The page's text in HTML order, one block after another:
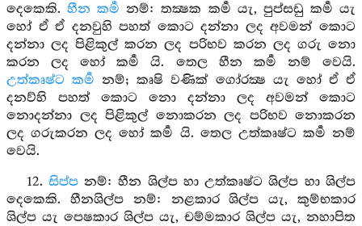
දෙකෙකි.හීන කර්‍ම නම්: තක්‍ෂක කර්‍ම යැ, පුප්සඩු කර්‍ම යැ
හෝ ඒ ඒ දනවුහි පහත් කොට දන්නා ලද අවමන් කොට
දන්නා ලද පිළිකුල් කරන ලද පරිභව කරන ලද ගරු නො
කරන ලද හෝ කර්‍ම යි. තෙල හීන කර්‍ම නම් වෙයි.
උත්කෘෂ්ට කර්‍ම නම්; කෘෂි වණික් ගෝරක්‍ෂ යැ හෝ ඒ ඒ
දනව්හි පහත් කොට නො දන්නා ලද අවමන් කොට
නොදන්නා ලද පිළිකුල් නොකරන ලද පරිභව නොකරන
ලද ගරුකරන ලද හෝ කර්‍ම යි. තෙල උත්කෘෂ්ට කර්‍ම නම්
වෙයි.
12. සිප්පනම්: හීන ශිල්ප හා උත්කෘෂ්ට ශිල්ප හා ශිල්ප
දෙකෙකි. හීනශිල්ප නම්: නළකාර ශිල්ප යැ, කුම්භකාර
ශිල්ප යැ පෙෂකාර ශිල්ප යැ, චම්මකාර ශිල්ප යැ, නහාපිත